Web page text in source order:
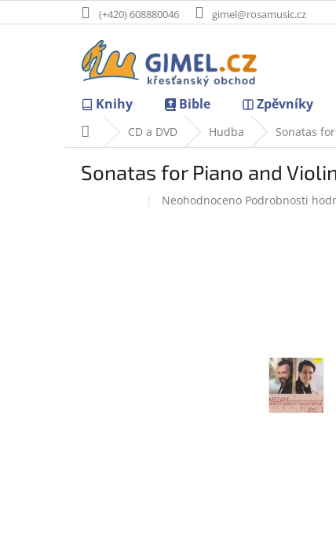
na
(+420) 608880046 gimel@rosamusic.cz
Knihy Bible Zpěvníky
Domů CD a DVD Hudba Sonatas
Sonatas for Piano and
Průměrné
Neohodnoceno Podrobnosti